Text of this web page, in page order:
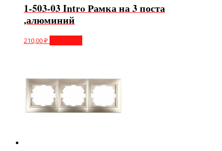
1-503-03 Intro Рамка на 3 поста
,алюминий
210,00₽